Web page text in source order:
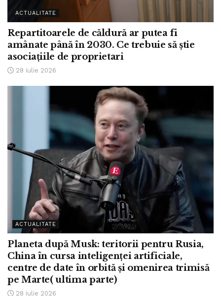
ACTUALITATE
Repartitoarele de căldură ar putea fi
amânate până în 2030. Ce trebuie să știe
asociațiile de proprietari
28 iulie 2026
ACTUALITATE
Planeta după Musk: teritorii pentru Rusia,
China în cursa inteligenței artificiale,
centre de date în orbită și omenirea trimisă
pe Marte( ultima parte)
28 iulie 2026